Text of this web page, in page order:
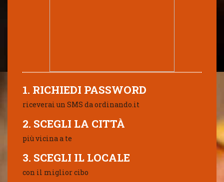
1. RICHIEDI PASSWORD
riceverai un SMS da ordinando.it
2. SCEGLI LA CITTÀ
più vicina a te
3. SCEGLI IL LOCALE
con il miglior cibo